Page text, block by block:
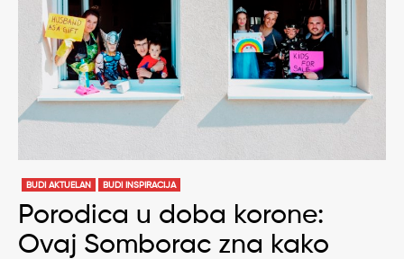
BUDI AKTUELAN BUDI INSPIRACIJA
Porodica u doba korone:
Ovaj Somborac zna kako